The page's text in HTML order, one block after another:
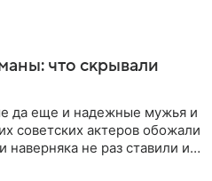
что скрывали
да еще и надежные мужья и
советских актеров обожали
не раз ставили их